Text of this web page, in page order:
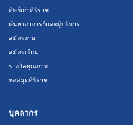
ศิษย์เก่าศิริราช
ค้นหาอาจารย์และผู้บริหาร
สมัครงาน
สมัครเรียน
รางวัลคุณภาพ
หอสมุดศิริราช
บุคลากร